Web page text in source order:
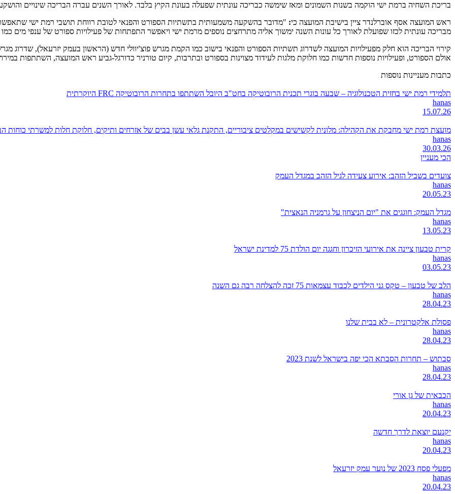
בריכת השחיה ברמת ישי הוקמה בשנות השמונים ומאז שימשה כבריכה עונתית שפעלה בעונת הקיץ בלבד. לאורך השנים עברה הבריכה שינויים
ראש המועצה אסף אוברלנדר ציין בישיבת המועצה כי: "מדובר בהשקעה משמעותית בתשתיות הספורט והפנאי לטובת רווחת תושבי רמת ישי
מבריכה עונתית לכזו שפועלת לאורך כל עונות השנה ימשוך אליה מתרחצים נוספים מרמת ישי ויאפשר התפתחות של פעילויות ספורט של ענפי מים כמו
קירוי הבריכה הוא חלק מפעילויות המועצה לשדרוג תשתיות הספורט והפנאי בישוב כמו הקמת מגרש פוצ'יוולי חדש (הראשון בעמק יזרעאל), שדרוג
אולם הספורט, ופעילויות נוספות חדשות כמו חלוקת מלגות לעידוד מצוינות בספורט ובתרבות, קיום טורניר כדורגל-גביע ראש המועצה, השתתפות
כתבות מעניינות נוספות
תלמידי רמת ישי בחזית הטכנולוגיה – שבעה בוגרי תכנית הרובוטיקה בחט"ב היובל השתתפו בתחרות הרובוטיקה FRC היוקרתית
hanas
15.07.26
מועצת רמת ישי מחבקת את הקהילה: מלונית לקשישים במקלטים ציבוריים, התקנת גלאי עשן בבים של אזרחים ותיקים, חלוקת חלות למשרתי כוחות
hanas
30.03.26
הכי מעניין
צועדים בשביל הזהב: אירוע צעידה לגיל הזהב במגדל העמק
hanas
20.05.23
מגדל העמק: חוגגים את "יום הניצחון על גרמניה הנאצית"
hanas
13.05.23
קרית טבעון ציינה את אירועי הזיכרון וחגגה יום הולדת 75 למדינת ישראל
hanas
03.05.23
הלב של טבעון – טקס גני הילדים לכבוד עצמאות 75 זכה להצלחה רבה גם השנה
hanas
28.04.23
פסולת אלקטרונית – לא בבית שלנו
hanas
28.04.23
סבתוש – תחרות הסבתא הכי יפה בישראל לשנת 2023
hanas
28.04.23
הכבאית של גן אורי
hanas
20.04.23
יקנעם יוצאת לדרך חדשה
hanas
20.04.23
מפעלי פסח 2023 של נוער עמק יזרעאל
hanas
20.04.23